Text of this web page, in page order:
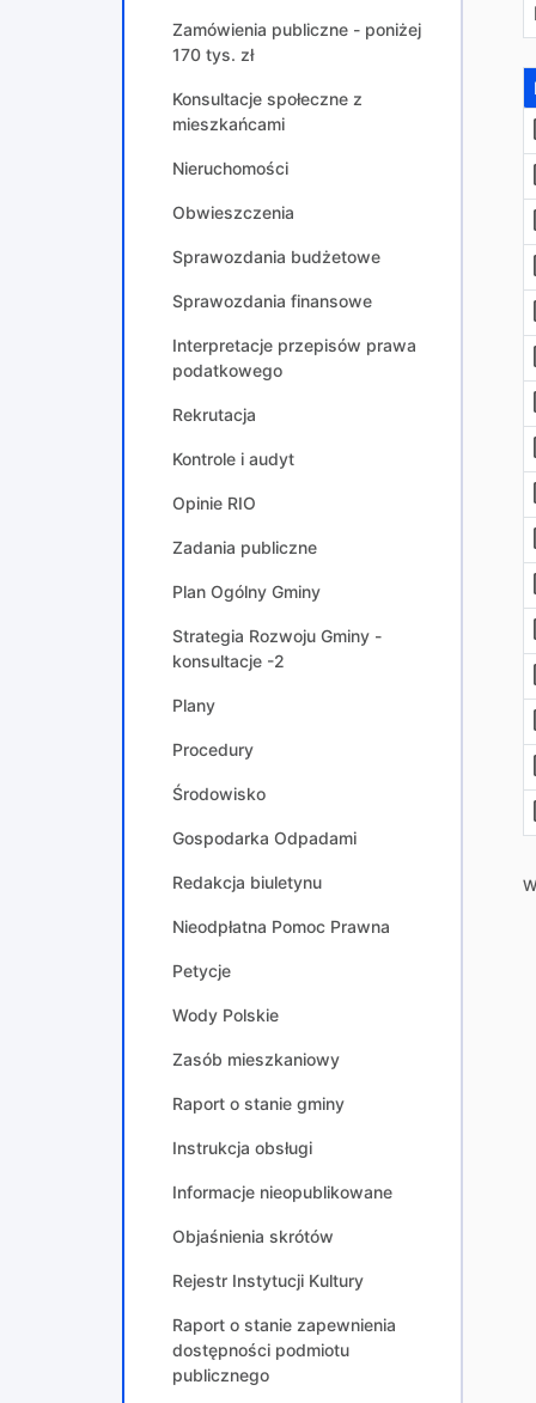
Zamówienia publiczne - poniżej
170 tys. zł
Konsultacje społeczne z
mieszkańcami
Nieruchomości
Obwieszczenia
Sprawozdania budżetowe
Sprawozdania finansowe
Interpretacje przepisów prawa
podatkowego
Rekrutacja
Kontrole i audyt
Opinie RIO
Zadania publiczne
Plan Ogólny Gminy
Strategia Rozwoju Gminy -
konsultacje -2
Plany
Procedury
Środowisko
Gospodarka Odpadami
Redakcja biuletynu
Nieodpłatna Pomoc Prawna
Petycje
Wody Polskie
Zasób mieszkaniowy
Raport o stanie gminy
Instrukcja obsługi
Informacje nieopublikowane
Objaśnienia skrótów
Rejestr Instytucji Kultury
Raport o stanie zapewnienia
dostępności podmiotu
publicznego